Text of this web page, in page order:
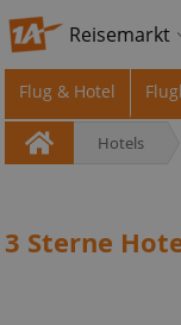
Reisemarkt
Flug & Hotel
Hotels
3 Sterne